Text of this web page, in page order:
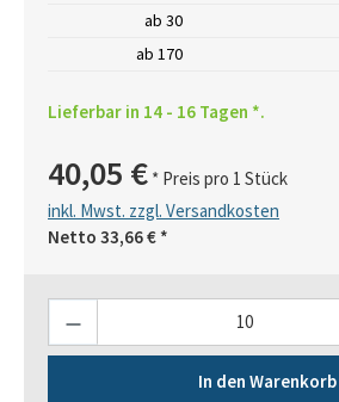
ab 30
ab 170
Lieferbar in 14 - 16 Tagen *.
40,05 € * Preis pro 1 Stück
inkl. Mwst. zzgl. Versandkosten
Netto 33,66 € *
In den Warenkorb